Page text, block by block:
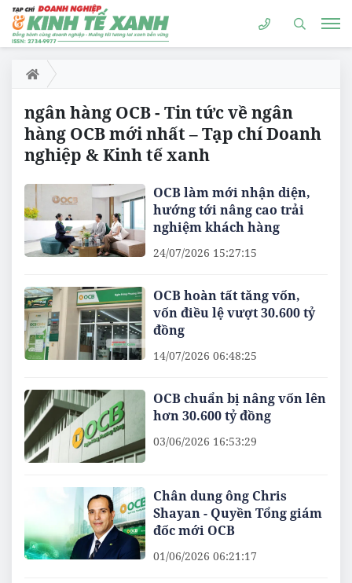
ngân hàng OCB - Tin tức về ngân
hàng OCB mới nhất – Tạp chí Doanh
nghiệp & Kinh tế xanh
OCB làm mới nhận diện,
hướng tới nâng cao trải
nghiệm khách hàng
24/07/2026 15:27:15
OCB hoàn tất tăng vốn,
vốn điều lệ vượt 30.600 tỷ
đồng
14/07/2026 06:48:25
OCB chuẩn bị nâng vốn lên
hơn 30.600 tỷ đồng
03/06/2026 16:53:29
Chân dung ông Chris
Shayan - Quyền Tổng giám
đốc mới OCB
01/06/2026 06:21:17